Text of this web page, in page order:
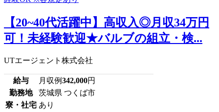
【20~40代活躍中】高収入◎月収34万円
可！未経験歓迎★バルブの組立・検...
UTエージェント株式会社
給与 月収例342,000円
勤務地
茨城県 つくば市
寮・社宅 あり